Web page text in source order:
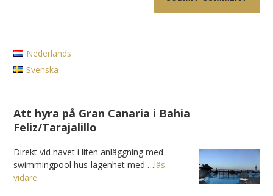
Nederlands
Svenska
Att hyra på Gran Canaria i Bahia
Feliz/Tarajalillo
Direkt vid havet i liten anläggning med
swimmingpool hus-lägenhet med …läs
vidare